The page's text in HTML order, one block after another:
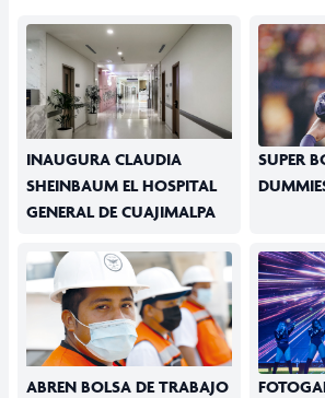
INAUGURA CLAUDIA
SHEINBAUM EL HOSPITAL
GENERAL DE CUAJIMALPA
SUPER
ABREN BOLSA DE TRABAJO